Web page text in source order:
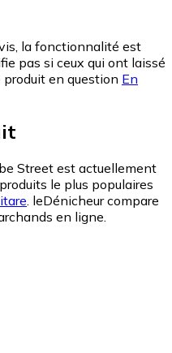
la fonctionnalité est
pas si ceux qui ont laissé
en question En
Street est actuellement
le plus populaires
leDénicheur compare
en ligne.